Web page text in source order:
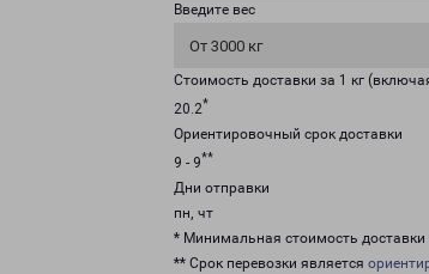
Введите вес
От 3000 кг
Стоимость доставки за 1 кг
20.2*
Ориентировочный срок доставки
9 - 9**
Дни отправки
пн, чт
* Минимальная стоимость
** Срок перевозки является